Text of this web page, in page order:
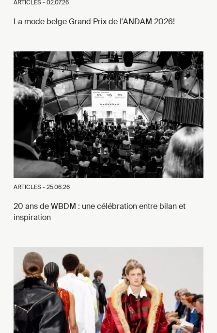
ARTICLES -02.07.26
La mode belge Grand Prix de l'ANDAM 2026!
ARTICLES -25.06.26
20 ans de WBDM : une célébration entre bilan et
inspiration